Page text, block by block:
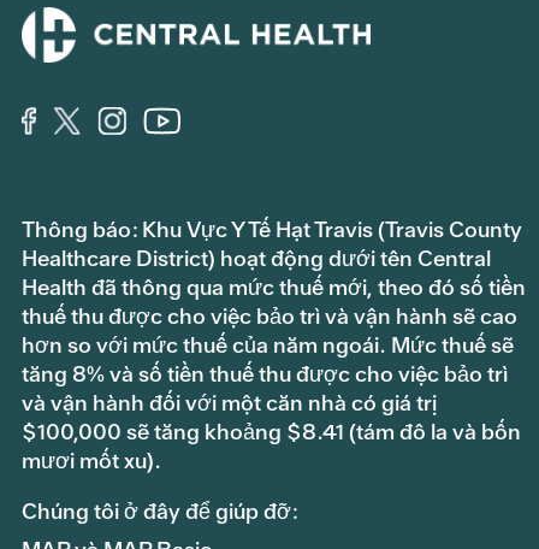
Thông báo: Khu Vực Y Tế Hạt Travis (Travis County
Healthcare District) hoạt động dưới tên Central
Health đã thông qua mức thuế mới, theo đó số tiền
thuế thu được cho việc bảo trì và vận hành sẽ cao
hơn so với mức thuế của năm ngoái. Mức thuế sẽ
tăng 8% và số tiền thuế thu được cho việc bảo trì
và vận hành đối với một căn nhà có giá trị
$100,000 sẽ tăng khoảng $8.41 (tám đô la và bốn
mươi mốt xu).
Chúng tôi ở đây để giúp đỡ: